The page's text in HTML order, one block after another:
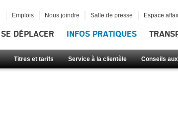
SE DÉPLACER INFOS PRATIQUES
Titres et tarifs Service à la clientèle Conseils
Emplois Nous joindre Salle de presse Espace